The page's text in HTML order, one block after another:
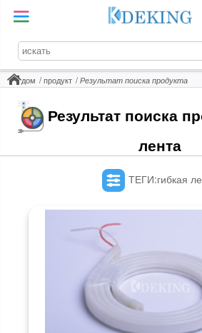
дом продукт Результат поиска продукта
Результат поиска
лента
ТЕГИ:гибкая